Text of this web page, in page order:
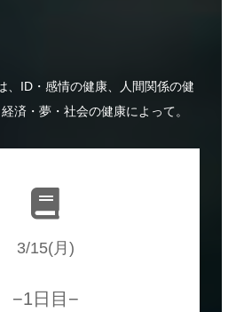
、ID・感情の健康、人間関係の健
済・夢・社会の健康によって。
3/15(月)
−1日目−